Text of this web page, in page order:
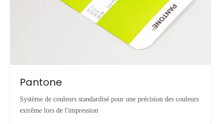
Pantone
Système de couleurs standardisé pour une précision des couleurs
extrême lors de l'impression